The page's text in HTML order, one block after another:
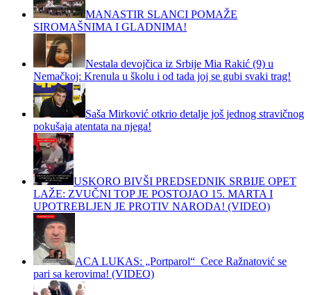
MANASTIR SLANCI POMAŽE
SIROMAŠNIMA I GLADNIMA!
Nestala devojčica iz Srbije Mia Rakić (9) u
Nemačkoj: Krenula u školu i od tada joj se gubi svaki trag!
Saša Mirković otkrio detalje još jednog stravičnog
pokušaja atentata na njega!
USKORO BIVŠI PREDSEDNIK SRBIJE OPET
LAŽE: ZVUČNI TOP JE POSTOJAO 15. MARTA I
UPOTREBLJEN JE PROTIV NARODA! (VIDEO)
ACA LUKAS: „Portparol“ Cece Ražnatović se
pari sa kerovima! (VIDEO)